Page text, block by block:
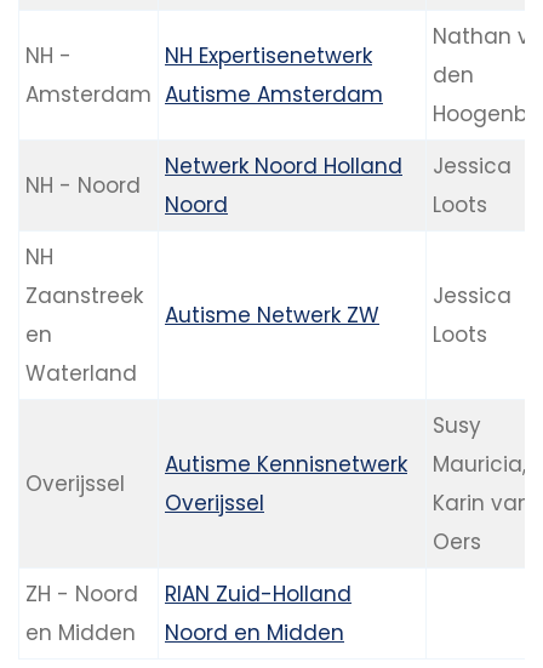
NH -
Amsterdam
NH Expertisenetwerk
Autisme Amsterdam
Nathan
den
NH - Noord
Netwerk Noord Holland
Noord
Jessica
Loots
NH
Zaanstreek
en
Waterland
Autisme Netwerk ZW
Jessica
Loots
Overijssel
Autisme Kennisnetwerk
Overijssel
Susy
Mauricia,
Karin van
Oers
ZH - Noord
en Midden
RIAN Zuid-Holland
Noord en Midden